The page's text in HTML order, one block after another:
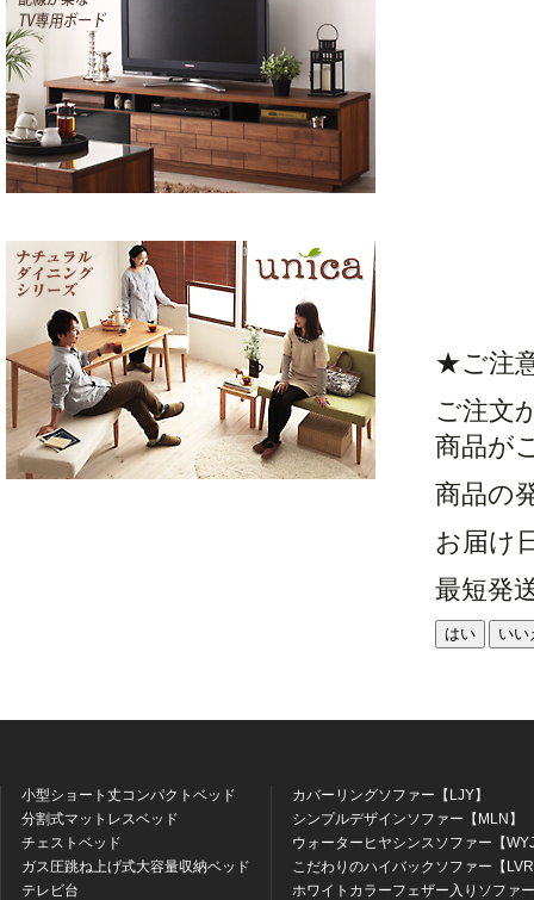
★ご注
ご注文
商品が
商品の
お届け
最短発
はい いい
小型ショート丈コンパクトベッド
分割式マットレスベッド
チェストベッド
ガス圧跳ね上げ式大容量収納ベッド
テレビ台
カバーリングソファー【LJY】
シンプルデザインソファー【MLN】
ウォーターヒヤシンスソファー【
こだわりのハイバックソファー【
ホワイトカラーフェザー入りソファ